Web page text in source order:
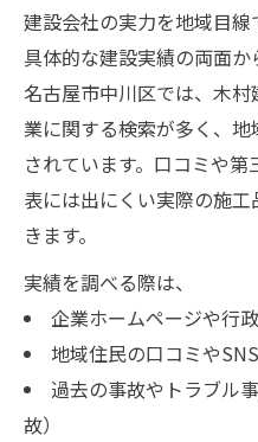
建設会社の実力を地域目
具体的な建設実績の両面か
名古屋市中川区では、木
業に関する検索が多く、
されています。口コミや第
表には出にくい実際の施
きます。
実績を調べる際は、
企業ホームページや行
地域住民の口コミや
過去の事故やトラブル
故）